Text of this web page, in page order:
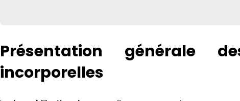
Présentation générale
incorporelles